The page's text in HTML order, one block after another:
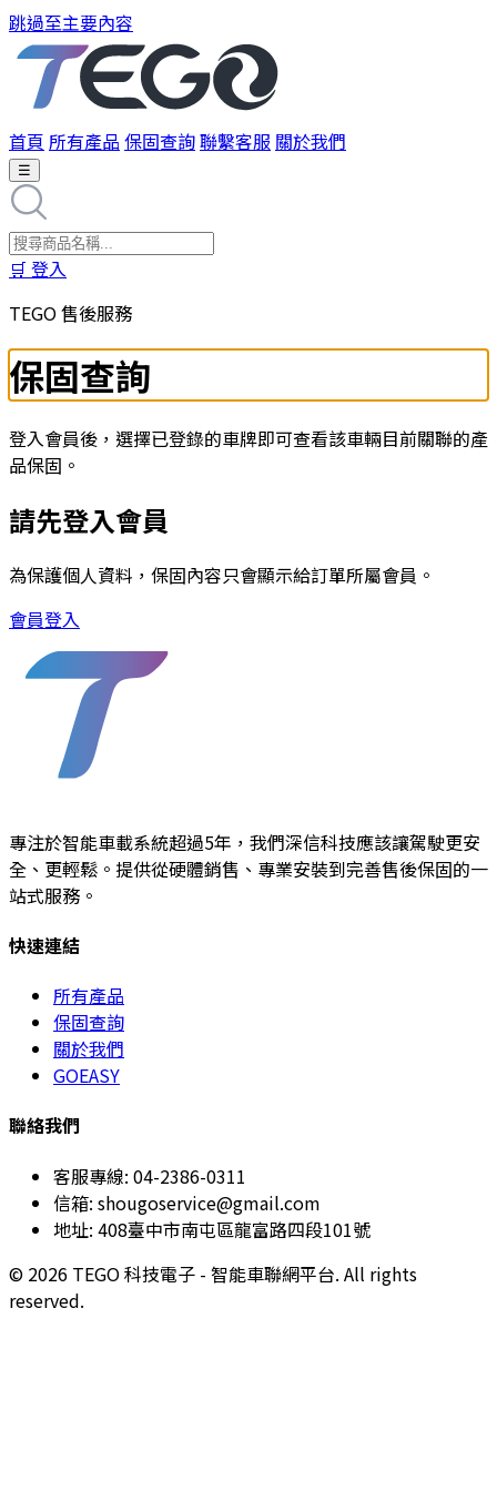
跳過至主要內容
首頁 所有產品 保固查詢聯繫客服 關於我們
☰
🛒 登入
TEGO 售後服務
保固查詢
登入會員後，選擇已登錄的車牌即可查看該車輛目前關聯的產
品保固。
請先登入會員
為保護個人資料，保固內容只會顯示給訂單所屬會員。
會員登入
專注於智能車載系統超過5年，我們深信科技應該讓駕駛更安
全、更輕鬆。提供從硬體銷售、專業安裝到完善售後保固的一
站式服務。
快速連結
所有產品
保固查詢
關於我們
GOEASY
聯絡我們
客服專線: 04-2386-0311
信箱: shougoservice@gmail.com
地址: 408臺中市南屯區龍富路四段101號
© 2026 TEGO 科技電子 - 智能車聯網平台. All rights
reserved.